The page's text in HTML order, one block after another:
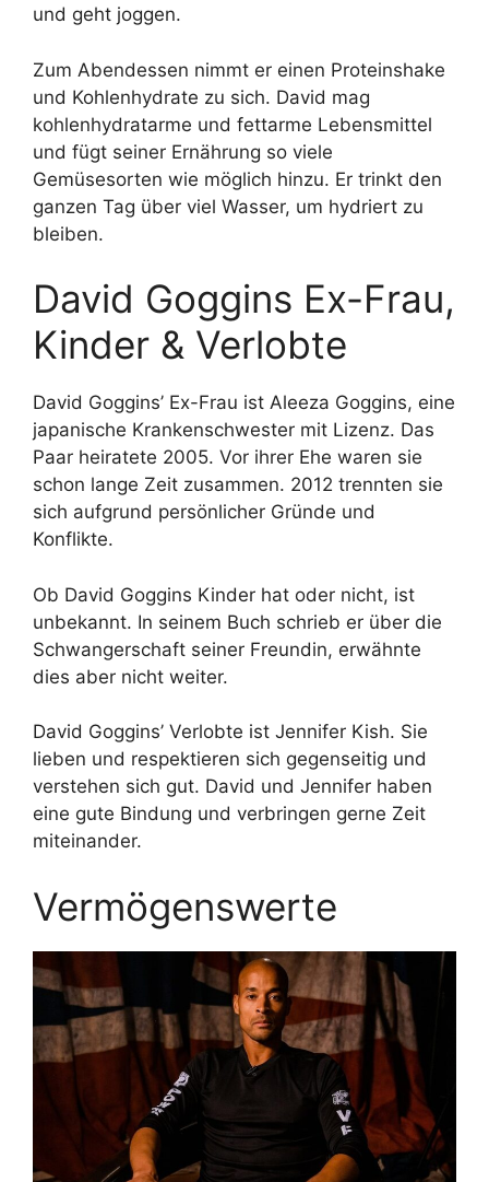
und geht joggen.
Zum Abendessen nimmt er einen Proteinshake
und Kohlenhydrate zu sich. David mag
kohlenhydratarme und fettarme Lebensmittel
und fügt seiner Ernährung so viele
Gemüsesorten wie möglich hinzu. Er trinkt den
ganzen Tag über viel Wasser, um hydriert zu
bleiben.
David Goggins Ex-Frau,
Kinder & Verlobte
David Goggins’ Ex-Frau ist Aleeza Goggins, eine
japanische Krankenschwester mit Lizenz. Das
Paar heiratete 2005. Vor ihrer Ehe waren sie
schon lange Zeit zusammen. 2012 trennten sie
sich aufgrund persönlicher Gründe und
Konflikte.
Ob David Goggins Kinder hat oder nicht, ist
unbekannt. In seinem Buch schrieb er über die
Schwangerschaft seiner Freundin, erwähnte
dies aber nicht weiter.
David Goggins’ Verlobte ist Jennifer Kish. Sie
lieben und respektieren sich gegenseitig und
verstehen sich gut. David und Jennifer haben
eine gute Bindung und verbringen gerne Zeit
miteinander.
Vermögenswerte